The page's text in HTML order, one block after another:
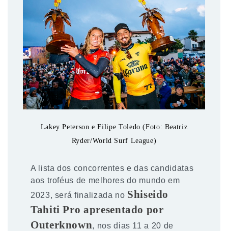
Lakey Peterson e Filipe Toledo (Foto: Beatriz
Ryder/World Surf League)
A lista dos concorrentes e das candidatas
aos troféus de melhores do mundo em
2023, será finalizada no Shiseido
Tahiti Pro apresentado por
Outerknown, nos dias 11 a 20 de